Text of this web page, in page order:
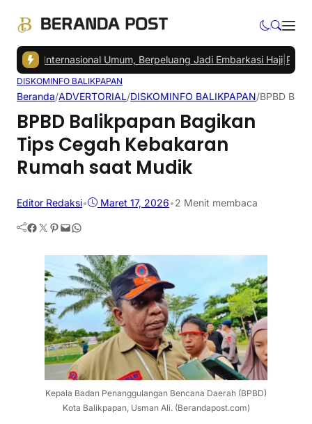
Internasional Umum, Berpeluang Jadi Embarkasi Haji|Pedagang
DISKOMINFO BALIKPAPAN
Beranda/ADVERTORIAL/DISKOMINFO BALIKPAPAN/BPBD
BPBD Balikpapan Bagikan
Tips Cegah Kebakaran
Rumah saat Mudik
Editor Redaksi• Maret 17, 2026•2 Menit membaca
Facebook Twitter Pinterest Mail WhatsApp
Kepala Badan Penanggulangan Bencana Daerah (BPBD)
Kota Balikpapan, Usman Ali. (Berandapost.com)